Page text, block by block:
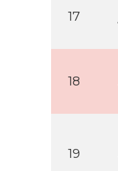
17
18
19